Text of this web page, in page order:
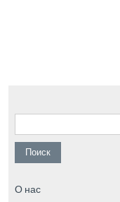
Найти:
О нас